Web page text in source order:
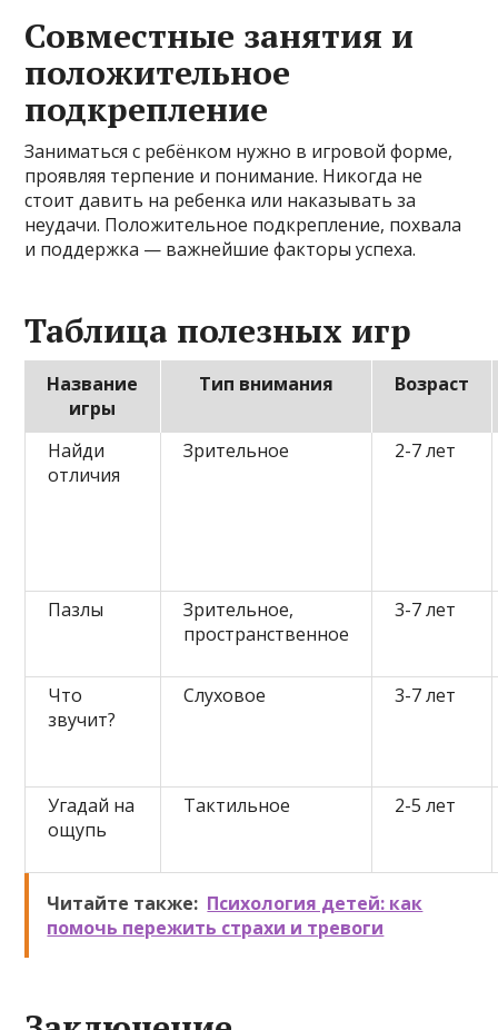
Совместные занятия и
положительное
подкрепление
Заниматься с ребёнком нужно в игровой форме,
проявляя терпение и понимание. Никогда не
стоит давить на ребенка или наказывать за
неудачи. Положительное подкрепление, похвала
и поддержка — важнейшие факторы успеха.
Таблица полезных игр
Название
игры
Тип внимания Возраст
Найди
отличия
Зрительное 2-7 лет
Пазлы
Зрительное,
пространственное
3-7 лет
Что
звучит?
Слуховое 3-7 лет
Угадай на
ощупь
Тактильное 2-5 лет
Читайте также: Психология детей: как
помочь пережить страхи и тревоги